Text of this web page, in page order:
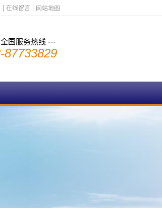
在线留言 网站地图
国服务热线 ---
87733829